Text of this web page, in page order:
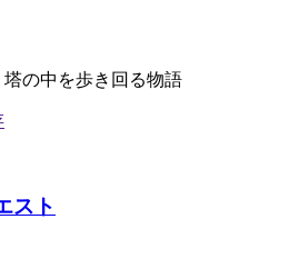
の中を歩き回る物語
スト